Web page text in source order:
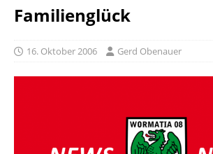
Familienglück
16. Oktober 2006 Gerd Obenauer